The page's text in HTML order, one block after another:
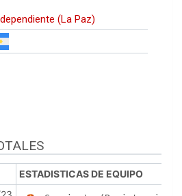
(La Paz)
ESTADISTICAS DE EQUIPO